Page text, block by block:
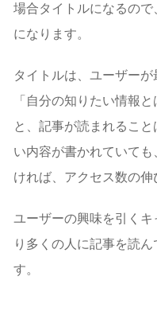
場合タイトルになるの
になります。
タイトルは、ユーザーが
「自分の知りたい情報
と、記事が読まれるこ
い内容が書かれていて
ければ、アクセス数の伸
ユーザーの興味を引く
り多くの人に記事を読
す。